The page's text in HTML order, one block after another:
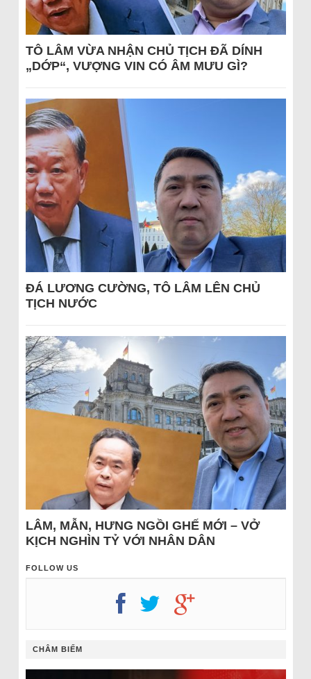
TÔ LÂM VỪA NHẬN CHỦ TỊCH ĐÃ DÍNH
„DỚP“, VƯỢNG VIN CÓ ÂM MƯU GÌ?
ĐÁ LƯƠNG CƯỜNG, TÔ LÂM LÊN CHỦ
TỊCH NƯỚC
LÂM, MẪN, HƯNG NGỒI GHẾ MỚI – VỞ
KỊCH NGHÌN TỶ VỚI NHÂN DÂN
FOLLOW US
CHÂM BIẾM